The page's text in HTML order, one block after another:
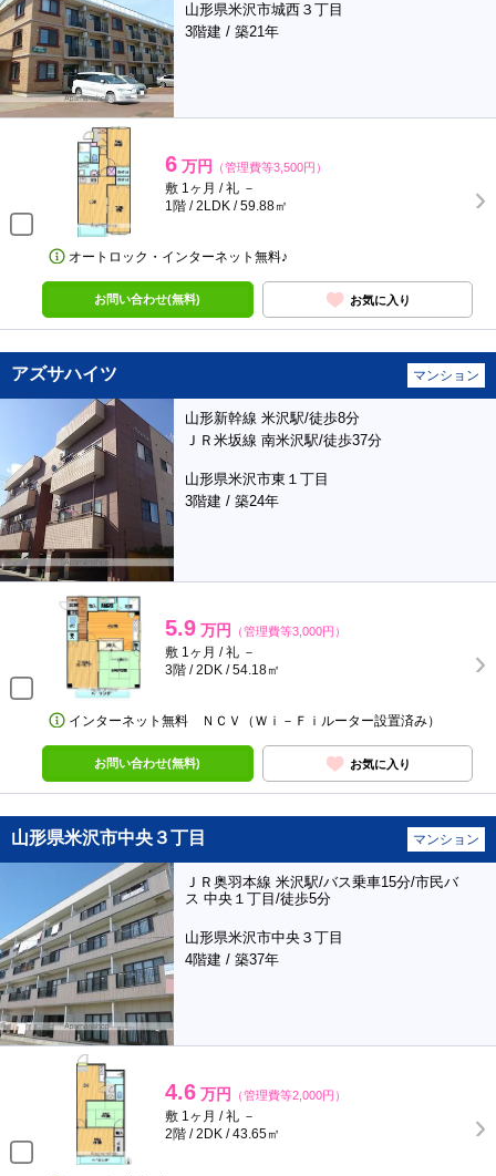
山形県米沢市城西３丁目
3階建 / 築21年
6 万円 （管理費等3,500円）
敷 1ヶ月 / 礼 －
1階 / 2LDK / 59.88㎡
オートロック・インターネット無料♪
お問い合わせ(無料) お気に入り
アズサハイツ マンション
山形新幹線 米沢駅/徒歩8分
ＪＲ米坂線 南米沢駅/徒歩37分
山形県米沢市東１丁目
3階建 / 築24年
5.9 万円 （管理費等3,000円）
敷 1ヶ月 / 礼 －
3階 / 2DK / 54.18㎡
インターネット無料 ＮＣＶ（Ｗｉ－Ｆｉルーター設置済み）
お問い合わせ(無料) お気に入り
山形県米沢市中央３丁目 マンション
ＪＲ奥羽本線 米沢駅/バス乗車15分/市民バ
ス 中央１丁目/徒歩5分
山形県米沢市中央３丁目
4階建 / 築37年
4.6 万円 （管理費等2,000円）
敷 1ヶ月 / 礼 －
2階 / 2DK / 43.65㎡